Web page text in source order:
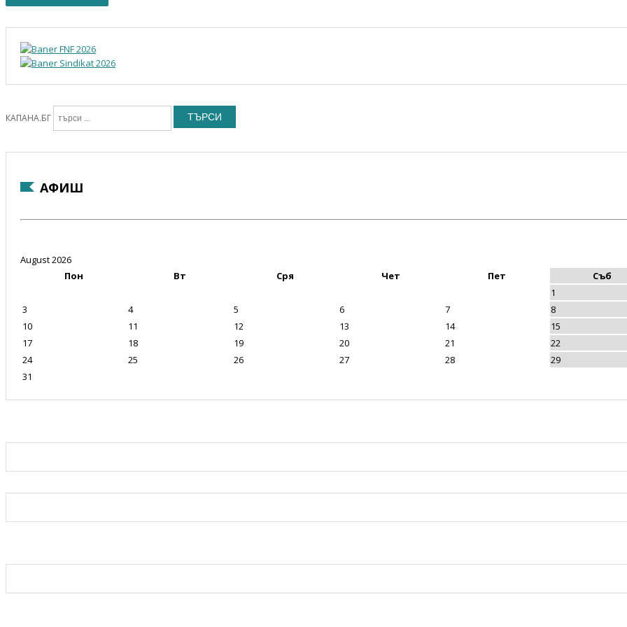
КАПАНА.БГ ТЪРСИ
АФИШ
August 2026
Пон
Вт Сря Чет Пет Съб
1
3
4 5 6 7 8
10
11 12 13 14 15
17
18 19 20 21 22
24
25 26 27 28 29
31